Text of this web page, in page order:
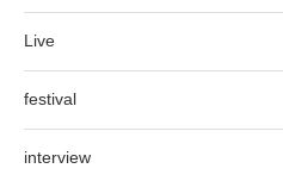
Live
festival
interview